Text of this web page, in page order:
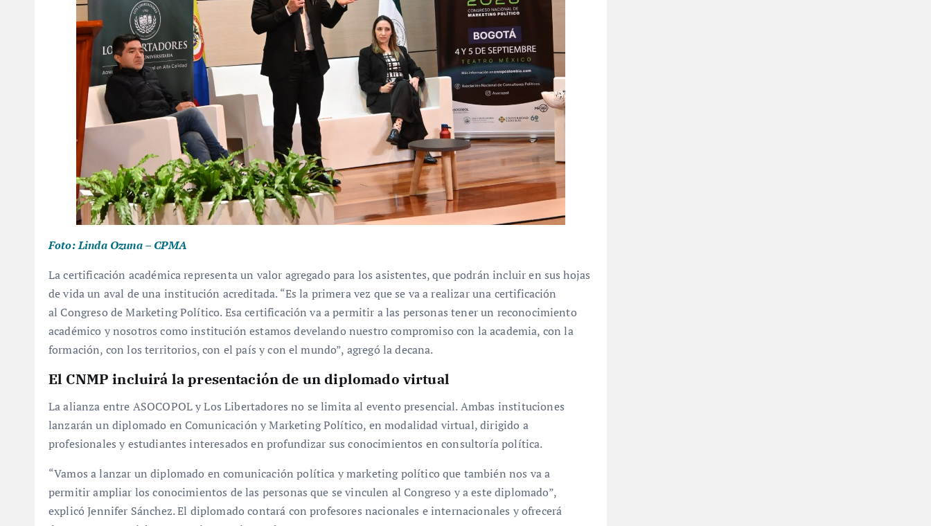
Foto: Linda Ozuna – CPMA
La certificación académica representa un valor agregado para los asistentes, que podrán incluir en sus hojas
de vida un aval de una institución acreditada. “Es la primera vez que se va a realizar una certificación
al Congreso de Marketing Político. Esa certificación va a permitir a las personas tener un reconocimiento
académico y nosotros como institución estamos develando nuestro compromiso con la academia, con la
formación, con los territorios, con el país y con el mundo”, agregó la decana.
El CNMP incluirá la presentación de un diplomado virtual
La alianza entre ASOCOPOL y Los Libertadores no se limita al evento presencial. Ambas instituciones
lanzarán un diplomado en Comunicación y Marketing Político, en modalidad virtual, dirigido a
profesionales y estudiantes interesados en profundizar sus conocimientos en consultoría política.
“Vamos a lanzar un diplomado en comunicación política y marketing político que también nos va a
permitir ampliar los conocimientos de las personas que se vinculen al Congreso y a este diplomado”,
explicó Jennifer Sánchez. El diplomado contará con profesores nacionales e internacionales y ofrecerá